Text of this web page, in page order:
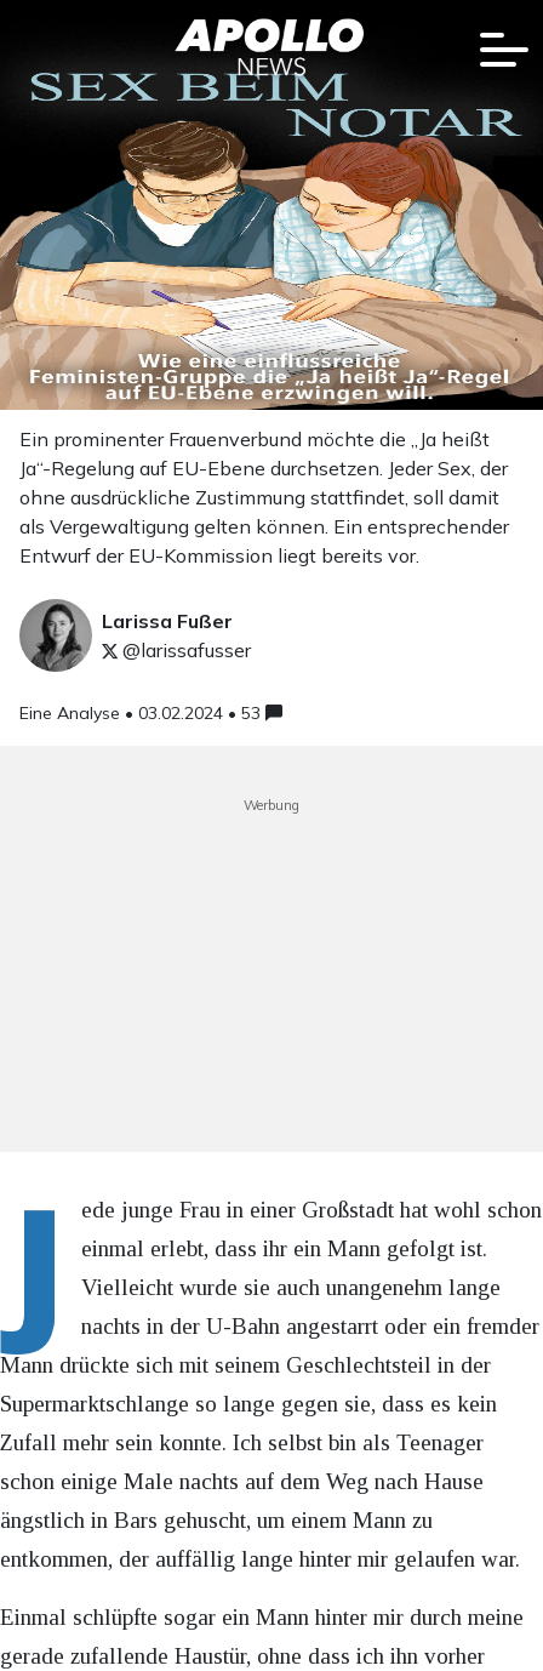
Ein prominenter Frauenverbund möchte die „Ja heißt
Ja“-Regelung auf EU-Ebene durchsetzen. Jeder Sex, der
ohne ausdrückliche Zustimmung stattfindet, soll damit
als Vergewaltigung gelten können. Ein entsprechender
Entwurf der EU-Kommission liegt bereits vor.
Larissa Fußer
@larissafusser
Eine Analyse • 03.02.2024 • 53
Werbung
J
ede junge Frau in einer Großstadt hat wohl schon
einmal erlebt, dass ihr ein Mann gefolgt ist.
Vielleicht wurde sie auch unangenehm lange
nachts in der U-Bahn angestarrt oder ein fremder
Mann drückte sich mit seinem Geschlechtsteil in der
Supermarktschlange so lange gegen sie, dass es kein
Zufall mehr sein konnte. Ich selbst bin als Teenager
schon einige Male nachts auf dem Weg nach Hause
ängstlich in Bars gehuscht, um einem Mann zu
entkommen, der auffällig lange hinter mir gelaufen war.
Einmal schlüpfte sogar ein Mann hinter mir durch meine
gerade zufallende Haustür, ohne dass ich ihn vorher